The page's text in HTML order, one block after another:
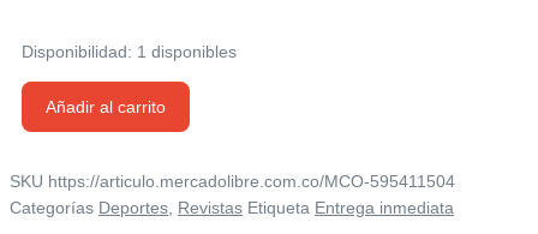
Disponibilidad: 1 disponibles
Revista
Oxígeno
Y
Naturaleza
Añadir al carrito
SKU https://articulo.mercadolibre.com.co/MCO-595411504
Categorías Deportes Revistas Etiqueta Entrega inmediata